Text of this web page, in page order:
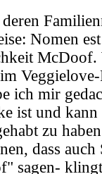
Nomen
ich mir
ist und
zu
dass
sagen-